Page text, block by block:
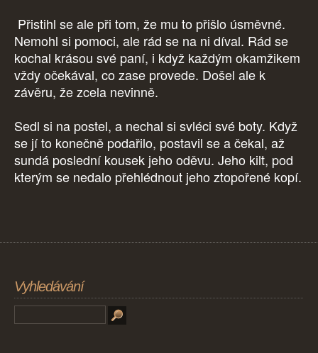
Přistihl se ale při tom, že mu to přišlo úsměvné.
Nemohl si pomoci, ale rád se na ni díval. Rád se
kochal krásou své paní, i když každým okamžikem
vždy očekával, co zase provede. Došel ale k
závěru, že zcela nevinně.
Sedl si na postel, a nechal si svléci své boty. Když
se jí to konečně podařilo, postavil se a čekal, až
sundá poslední kousek jeho oděvu. Jeho kilt, pod
kterým se nedalo přehlédnout jeho ztopořené kopí.
Vyhledávání